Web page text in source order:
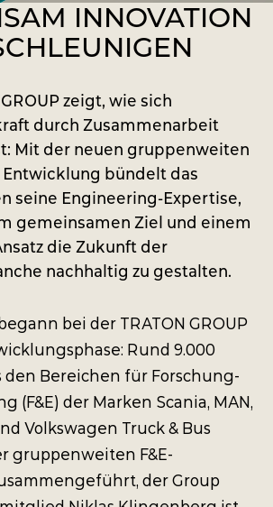
INNOVATION
zeigt, wie sich
durch Zusammenarbeit
Mit der neuen gruppenweiten
Entwicklung bündelt das
seine Engineering-Expertise,
gemeinsamen Ziel und einem
die Zukunft der
nachhaltig zu gestalten.
bei der TRATON GROUP
Rund 9.000
Bereichen für Forschung-
(F&E) der Marken Scania, MAN,
Volkswagen Truck & Bus
gruppenweiten F&E-
der Group